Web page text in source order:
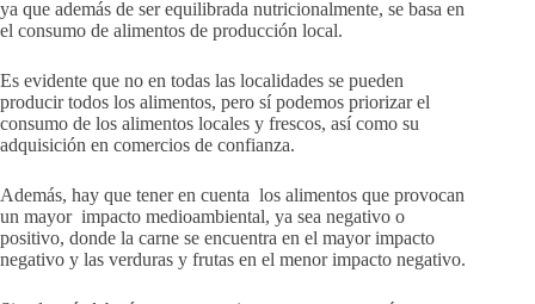
ya que además de ser equilibrada nutricionalmente, se basa en
el consumo de alimentos de producción local.
Es evidente que no en todas las localidades se pueden
producir todos los alimentos, pero sí podemos priorizar el
consumo de los alimentos locales y frescos, así como su
adquisición en comercios de confianza.
Además, hay que tener en cuenta los alimentos que provocan
un mayor impacto medioambiental, ya sea negativo o
positivo, donde la carne se encuentra en el mayor impacto
negativo y las verduras y frutas en el menor impacto negativo.